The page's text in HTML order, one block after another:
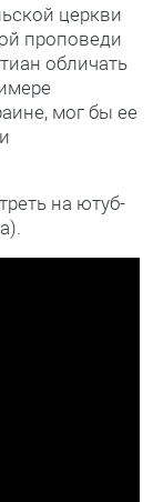
церкви
проповеди
обличать
мог бы ее
на ютуб-